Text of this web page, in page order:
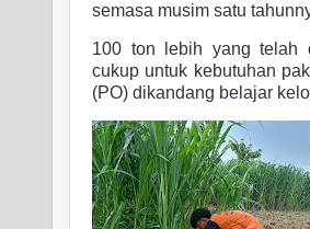
semasa musim satu
100 ton lebih yang telah
cukup untuk kebutuhan
(PO) dikandang belajar